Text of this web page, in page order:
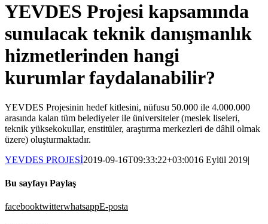
YEVDES Projesi kapsamında
sunulacak teknik danışmanlık
hizmetlerinden hangi
kurumlar faydalanabilir?
YEVDES Projesinin hedef kitlesini, nüfusu 50.000 ile 4.000.000
arasında kalan tüm belediyeler ile üniversiteler (meslek liseleri,
teknik yüksekokullar, enstitüler, araştırma merkezleri de dâhil olmak
üzere) oluşturmaktadır.
YEVDES PROJESİ2019-09-16T09:33:22+03:0016 Eylül 2019|
Bu sayfayı Paylaş
facebooktwitterwhatsappE-posta